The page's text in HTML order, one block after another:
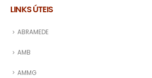
LINKS ÚTEIS
ABRAMEDE
AMB
AMMG